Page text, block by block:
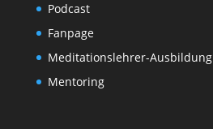
Podcast
Fanpage
Meditationslehrer-Ausbildung
Mentoring